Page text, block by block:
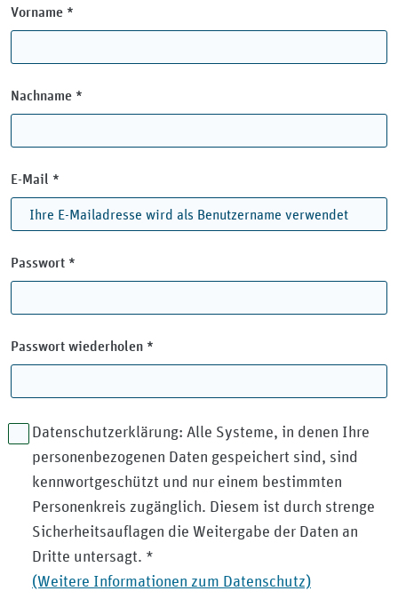
Vorname *
Nachname *
E-Mail *
Passwort *
Passwort wiederholen *
Datenschutzerklärung: Alle Systeme, in denen Ihre
personenbezogenen Daten gespeichert sind, sind
kennwortgeschützt und nur einem bestimmten
Personenkreis zugänglich. Diesem ist durch strenge
Sicherheitsauflagen die Weitergabe der Daten an
Dritte untersagt. *
(Weitere Informationen zum Datenschutz)